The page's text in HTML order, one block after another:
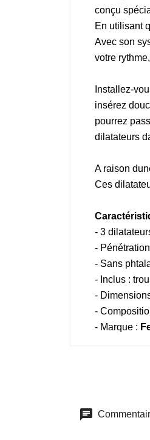
conçu
En utilisant
Avec son
votre
Installez-
insérez
pourrez
dilatateurs
A raison
Ces
- 3
-
- Sans
- Inclus :
-
-
- Marque :